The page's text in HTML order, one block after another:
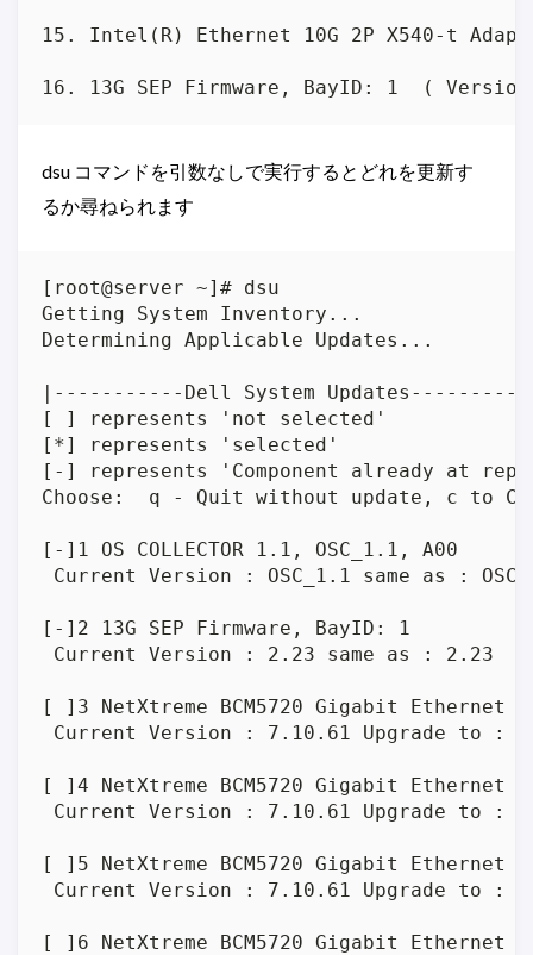
15. Intel(R) Ethernet 10G 2P X540-t
16. 13G SEP Firmware, BayID: 1  (
dsu コマンドを引数なしで実行するとどれを更新す
るか尋ねられます
[root@server ~]# dsu
Getting System Inventory...
Determining Applicable Updates...
|-----------Dell System
[ ] represents 'not selected'
[*] represents 'selected'
[-] represents 'Component already at
Choose:  q - Quit without update, c to
[-]1 OS COLLECTOR 1.1, OSC_1.1, A00
Current Version : OSC_1.1 same as :
[-]2 13G SEP Firmware, BayID: 1
Current Version : 2.23 same as : 2.23
[ ]3 NetXtreme BCM5720 Gigabit Ethernet
Current Version : 7.10.61 Upgrade to :
[ ]4 NetXtreme BCM5720 Gigabit Ethernet
Current Version : 7.10.61 Upgrade to :
[ ]5 NetXtreme BCM5720 Gigabit Ethernet
Current Version : 7.10.61 Upgrade to :
[ ]6 NetXtreme BCM5720 Gigabit Ethernet